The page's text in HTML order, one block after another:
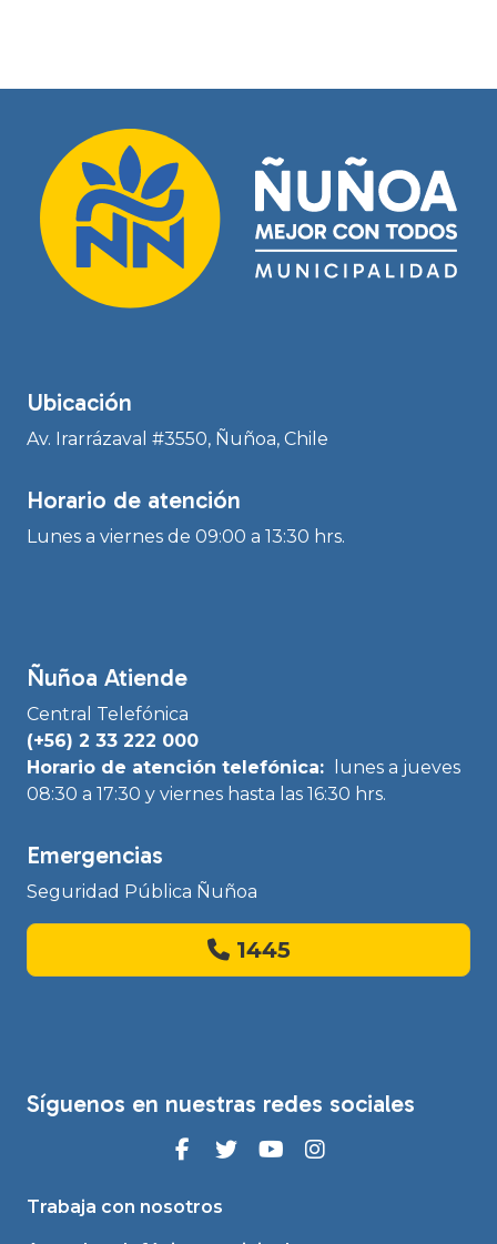
Ubicación
Av. Irarrázaval #3550, Ñuñoa, Chile
Horario de atención
Lunes a viernes de 09:00 a 13:30 hrs.
Ñuñoa Atiende
Central Telefónica
(+56) 2 33 222 000
Horario de atención telefónica:
lunes a jueves
08:30 a 17:30 y viernes hasta las 16:30 hrs.
Emergencias
Seguridad Pública Ñuñoa
1445
Síguenos en nuestras redes sociales
Trabaja con nosotros